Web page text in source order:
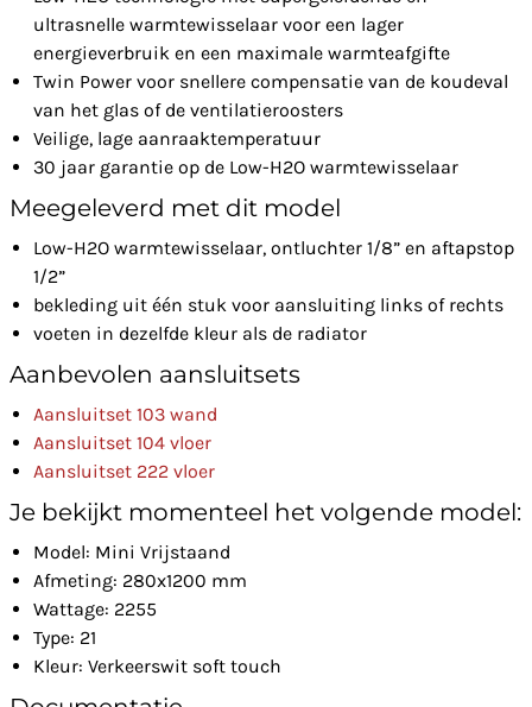
ultrasnelle warmtewisselaar voor een lager
energieverbruik en een maximale warmteafgifte
Twin Power voor snellere compensatie van de koudeval
van het glas of de ventilatieroosters
Veilige, lage aanraaktemperatuur
30 jaar garantie op de Low-H2O warmtewisselaar
Meegeleverd met dit model
Low-H2O warmtewisselaar, ontluchter 1/8” en aftapstop
1/2”
bekleding uit één stuk voor aansluiting links of rechts
voeten in dezelfde kleur als de radiator
Aanbevolen aansluitsets
Aansluitset 103 wand
Aansluitset 104 vloer
Aansluitset 222 vloer
Je bekijkt momenteel het volgende model:
Model: Mini Vrijstaand
Afmeting: 280x1200 mm
Wattage: 2255
Type: 21
Kleur: Verkeerswit soft touch